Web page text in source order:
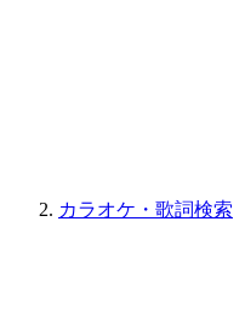
カラオケ・歌詞検索